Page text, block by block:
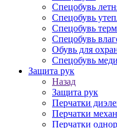
Спецобувь
Спецобувь
Спецобувь
Спецобувь
Обувь для
Спецобувь
Защита рук
Назад
Защита рук
Перчатки
Перчатки
Перчатки